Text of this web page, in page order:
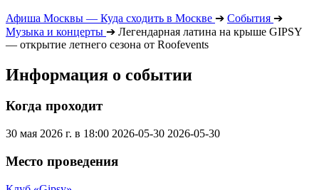
Афиша Москвы — Куда сходить в Москве ➔ События ➔
Музыка и концерты ➔ Легендарная латина на крыше GIPSY
— открытие летнего сезона от Roofevents
Информация о событии
Когда проходит
30 мая 2026 г. в 18:00 2026-05-30 2026-05-30
Место проведения